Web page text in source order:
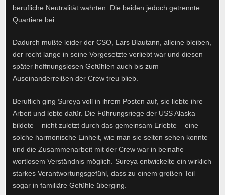
berufliche Neutralität wahrten. Die beiden jedoch getrennte
Quartiere bei.
Dadurch mußte leider der CSO, Lars Blautann, alleine bleiben,
der recht lange in seine Vorgesetzte verliebt war und diesen
später hoffnungslosen Gefühlen auch bis zum
Auseinanderreißen der Crew treu blieb.
Beruflich ging Sureya voll in ihrem Posten auf, sie liebte ihre
Arbeit und lebte dafür. Die Führungsriege der USS Alaska
bildete – nicht zuletzt durch das gemeinsam Erlebte – eine
solche harmonische Einheit, wie man sie selten sehen konnte
und die Zusammenarbeit mit der Crew war in beinahe
wortlosem Verständnis möglich. Sureya entwickelte ein wirklich
starkes Verantwortungsgefühl, dass zu einem großen Teil
sogar in familiäre Gefühle überging.